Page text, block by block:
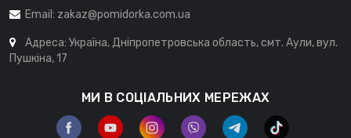
Email: zakaz@pomidorka.com.ua
Адреса: Україна, Дніпропетровська область, смт. Аули, вул.
Пушкіна, 17
МИ В СОЦІАЛЬНИХ МЕРЕЖАХ